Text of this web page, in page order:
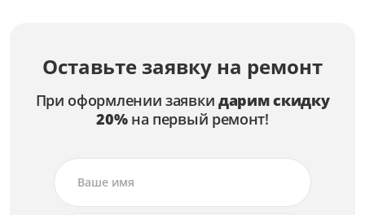
Оставьте заявку на ремонт
При оформлении заявки дарим скидку
20%на первый ремонт!